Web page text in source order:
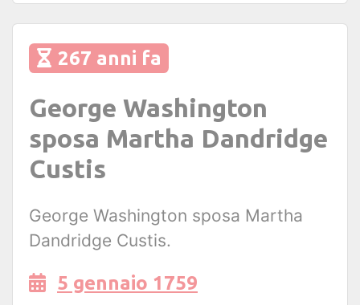
267 anni fa
George Washington
sposa Martha Dandridge
Custis
George Washington sposa Martha
Dandridge Custis.
5 gennaio 1759